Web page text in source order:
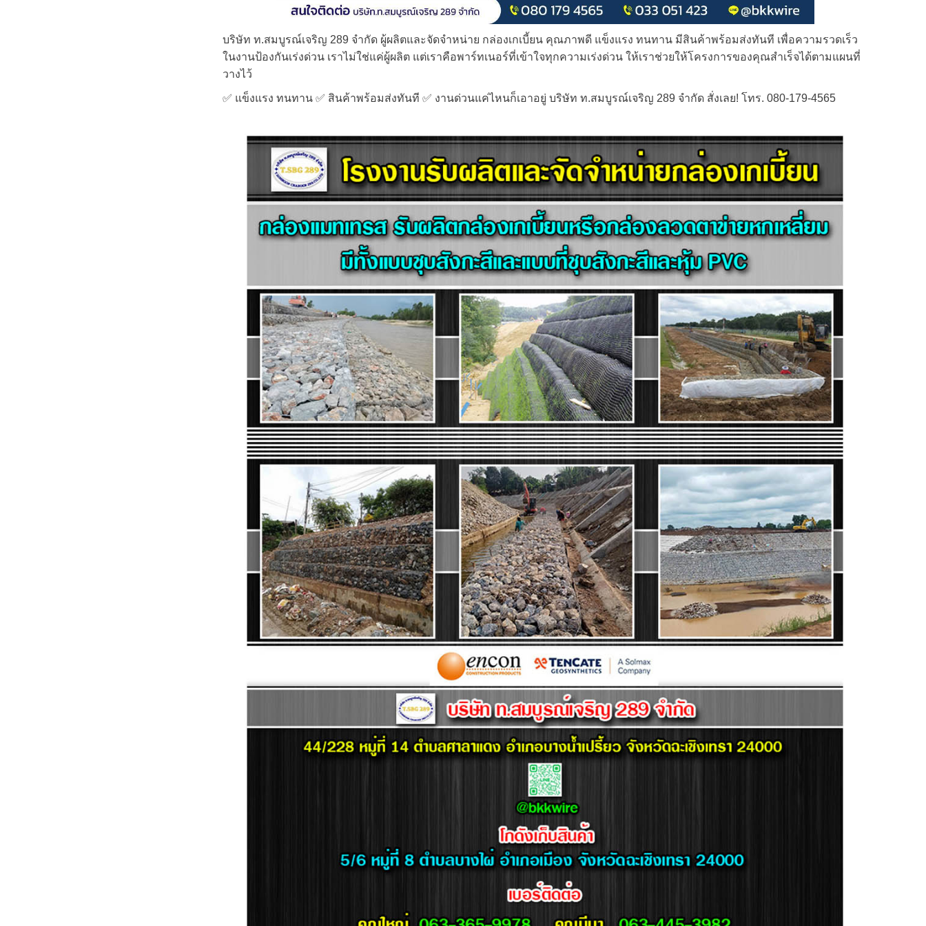
บริษัท ท.สมบูรณ์เจริญ 289 จำกัด ผู้ผลิตและจัดจำหน่าย กล่องเกเบี้ยน คุณภาพดี แข็งแรง ทนทาน มีสินค้าพร้อมส่งทันที เพื่อความรวดเร็ว
ในงานป้องกันเร่งด่วน เราไม่ใช่แค่ผู้ผลิต แต่เราคือพาร์ทเนอร์ที่เข้าใจทุกความเร่งด่วน ให้เราช่วยให้โครงการของคุณสำเร็จได้ตามแผนที่
วางไว้
✅ แข็งแรง ทนทาน ✅ สินค้าพร้อมส่งทันที ✅ งานด่วนแค่ไหนก็เอาอยู่ บริษัท ท.สมบูรณ์เจริญ 289 จำกัด สั่งเลย! โทร. 080-179-4565